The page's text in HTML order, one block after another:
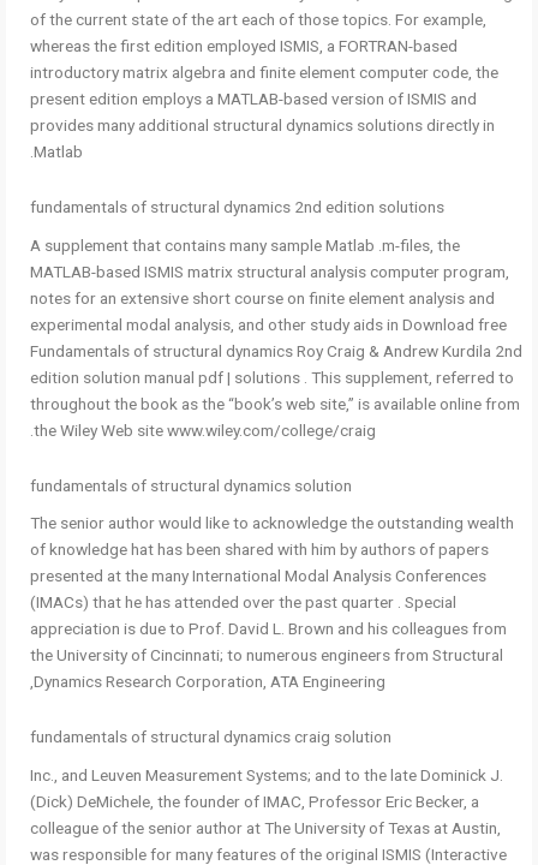
of the current state of the art each of those topics. For example,
whereas the first edition employed ISMIS, a FORTRAN-based
introductory matrix alge­bra and finite element computer code, the
present edition employs a MATLAB-based version of ISMIS and
provides many additional structural dynamics solutions directly in
Matlab.
fundamentals of structural dynamics 2nd edition solutions
A supplement that contains many sample Matlab .m-files, the
MATLAB-based ISMIS matrix structural analysis computer program,
notes for an extensive short course on finite element analysis and
experimental modal analysis, and other study aids in Download free
Fundamentals of structural dynamics Roy Craig & Andrew Kurdila 2nd
edition solution manual pdf | solutions . This supplement, referred to
throughout the book as the “book’s web­ site,” is available online from
the Wiley Web site www.wiley.com/college/craig.
fundamentals of structural dynamics solution
The senior author would like to acknowledge the outstanding wealth
of knowledge hat has been shared with him by authors of papers
presented at the many International Modal Analysis Conferences
(IMACs) that he has attended over the past quarter . Special
appreciation is due to Prof. David L. Brown and his colleagues from
the University of Cincinnati; to numerous engineers from Structural
Dynamics Research Corporation, ATA Engineering,
fundamentals of structural dynamics craig solution
Inc., and Leuven Measurement Systems; and to the late Dominick J.
(Dick) DeMichele, the founder of IMAC, Professor Eric Becker, a
colleague of the senior author at The University of Texas at Austin,
was responsible for many features of the original ISMIS (Interactive